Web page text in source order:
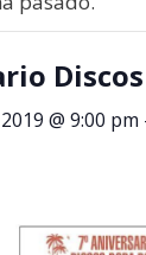
@ 9:00 pm